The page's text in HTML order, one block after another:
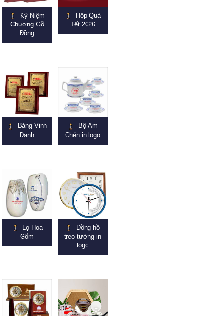
Kỷ Niệm
Chương Gỗ
Đồng
Hộp Quà
Tết 2026
Bảng Vinh
Danh
Bộ Ấm
Chén in logo
Lọ Hoa
Gốm
Đồng hồ
treo tường in
logo